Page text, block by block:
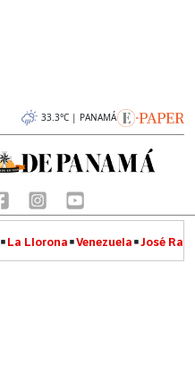
33.3°C | PANAMÁ
La Llorona Venezuela José